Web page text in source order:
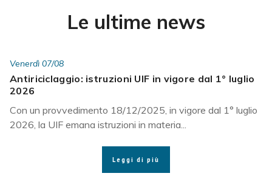
Le ultime news
Venerdì 07/08
Antiriciclaggio: istruzioni UIF in vigore dal 1° luglio
2026
Con un provvedimento 18/12/2025, in vigore dal 1° luglio
2026, la UIF emana istruzioni in materia...
Leggi di più